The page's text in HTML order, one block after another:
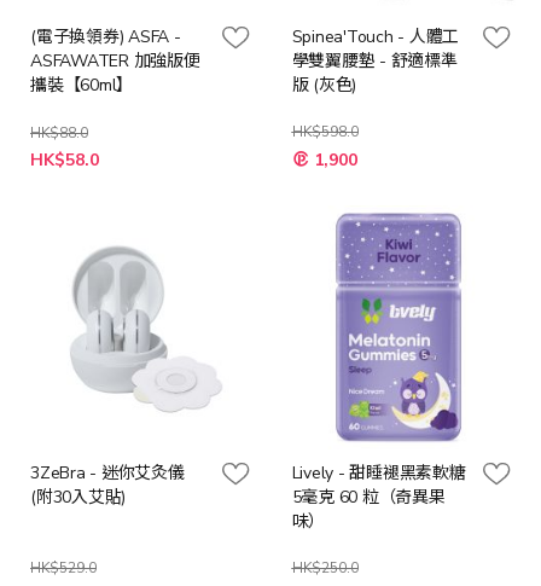
(電子換領券) ASFA -
ASFAWATER 加強版便
攜裝【60ml】
HK$88.0
特
殊
HK$58.0
Spinea'Touch - 人體工
學雙翼腰墊 - 舒適標準
版 (灰色)
HK$598.0
特
殊 1,900
3ZeBra - 迷你艾灸儀
(附30入艾貼)
HK$529.0
Lively - 甜睡褪黑素軟糖
5毫克 60 粒（奇異果
味）
HK$250.0